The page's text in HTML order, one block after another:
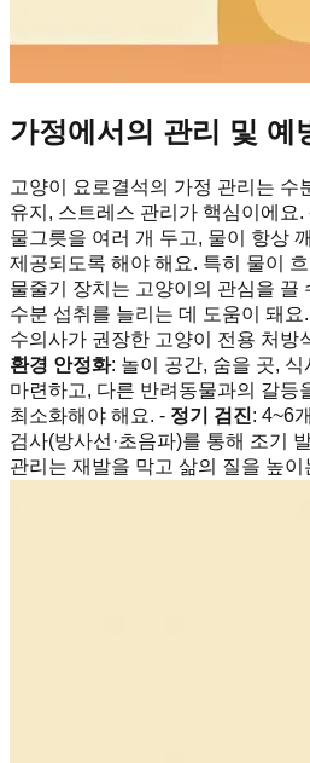
가정에서의 관리 및 예
고양이 요로결석의 가정 관리는 수
유지, 스트레스 관리가 핵심이에요.
물그릇을 여러 개 두고, 물이 항상
제공되도록 해야 해요. 특히 물이
물줄기 장치는 고양이의 관심을 끌
수분 섭취를 늘리는 데 도움이 돼요
수의사가 권장한 고양이 전용 처방
환경 안정화: 놀이 공간, 숨을 곳,
마련하고, 다른 반려동물과의 갈등
최소화해야 해요. - 정기 검진: 4~6
검사(방사선·초음파)를 통해 조기
관리는 재발을 막고 삶의 질을 높